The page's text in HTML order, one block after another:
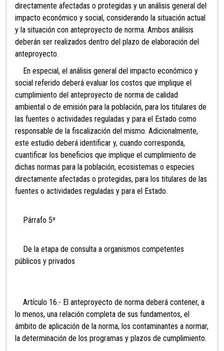
directamente afectadas o protegidas y un análisis general del
impacto económico y social, considerando la situación actual
y la situación con anteproyecto de norma. Ambos análisis
deberán ser realizados dentro del plazo de elaboración del
anteproyecto.
En especial, el análisis general del impacto económico y
social referido deberá evaluar los costos que implique el
cumplimiento del anteproyecto de norma de calidad
ambiental o de emisión para la población, para los titulares de
las fuentes o actividades reguladas y para el Estado como
responsable de la fiscalización del mismo. Adicionalmente,
este estudio deberá identificar y, cuando corresponda,
cuantificar los beneficios que implique el cumplimiento de
dichas normas para la población, ecosistemas o especies
directamente afectadas o protegidas, para los titulares de las
fuentes o actividades reguladas y para el Estado.
Párrafo 5º
De la etapa de consulta a organismos competentes
públicos y privados
Artículo 16.- El anteproyecto de norma deberá contener, a
lo menos, una relación completa de sus fundamentos, el
ámbito de aplicación de la norma, los contaminantes a normar,
la determinación de los programas y plazos de cumplimiento.